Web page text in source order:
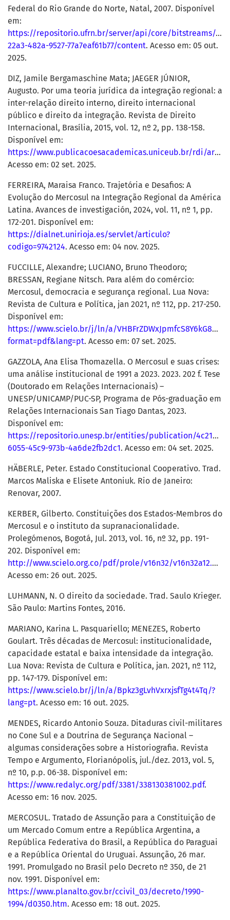
Federal do Rio Grande do Norte, Natal, 2007. Disponível
em:
https://repositorio.ufrn.br/server/api/core/bitstreams/
22a3-482a-9527-77a7eaf61b77/content. Acesso em: 05 out.
2025.
DIZ, Jamile Bergamaschine Mata; JAEGER JÚNIOR,
Augusto. Por uma teoria jurídica da integração regional: a
inter-relação direito interno, direito internacional
público e direito da integração. Revista de Direito
Internacional, Brasília, 2015, vol. 12, nº 2, pp. 138-158.
Disponível em:
https://www.publicacoesacademicas.uniceub.br/rdi/article/view/3710
Acesso em: 02 set. 2025.
FERREIRA, Maraisa Franco. Trajetória e Desafios: A
Evolução do Mercosul na Integração Regional da América
Latina. Avances de investigación, 2024, vol. 11, nº 1, pp.
172-201. Disponível em:
https://dialnet.unirioja.es/servlet/articulo?
codigo=9742124. Acesso em: 04 nov. 2025.
FUCCILLE, Alexandre; LUCIANO, Bruno Theodoro;
BRESSAN, Regiane Nitsch. Para além do comércio:
Mercosul, democracia e segurança regional. Lua Nova:
Revista de Cultura e Política, jan 2021, nº 112, pp. 217-250.
Disponível em:
https://www.scielo.br/j/ln/a/VHBFrZDWxJpmfcS8Y6kG8Wh/?
format=pdf&lang=pt. Acesso em: 07 set. 2025.
GAZZOLA, Ana Elisa Thomazella. O Mercosul e suas crises:
uma análise institucional de 1991 a 2023. 2023. 202 f. Tese
(Doutorado em Relações Internacionais) –
UNESP/UNICAMP/PUC-SP, Programa de Pós-graduação em
Relações Internacionais San Tiago Dantas, 2023.
Disponível em:
https://repositorio.unesp.br/entities/publication/
6055-45c9-973b-4a6de2fb2dc1. Acesso em: 04 set. 2025.
HÄBERLE, Peter. Estado Constitucional Cooperativo. Trad.
Marcos Maliska e Elisete Antoniuk. Rio de Janeiro:
Renovar, 2007.
KERBER, Gilberto. Constituições dos Estados-Membros do
Mercosul e o instituto da supranacionalidade.
Prolegómenos, Bogotá, Jul. 2013, vol. 16, nº 32, pp. 191-
202. Disponível em:
http://www.scielo.org.co/pdf/prole/v16n32/v16n32a12.pdf
Acesso em: 26 out. 2025.
LUHMANN, N. O direito da sociedade. Trad. Saulo Krieger.
São Paulo: Martins Fontes, 2016.
MARIANO, Karina L. Pasquariello; MENEZES, Roberto
Goulart. Três décadas de Mercosul: institucionalidade,
capacidade estatal e baixa intensidade da integração.
Lua Nova: Revista de Cultura e Política, jan. 2021, nº 112,
pp. 147-179. Disponível em:
https://www.scielo.br/j/ln/a/Bpkz3gLvhVxrxjsfTg4t4Tq/?
lang=pt. Acesso em: 16 out. 2025.
MENDES, Ricardo Antonio Souza. Ditaduras civil-militares
no Cone Sul e a Doutrina de Segurança Nacional –
algumas considerações sobre a Historiografia. Revista
Tempo e Argumento, Florianópolis, jul./dez. 2013, vol. 5,
nº 10, p.p. 06-38. Disponível em:
https://www.redalyc.org/pdf/3381/338130381002.pdf.
Acesso em: 16 nov. 2025.
MERCOSUL. Tratado de Assunção para a Constituição de
um Mercado Comum entre a República Argentina, a
República Federativa do Brasil, a República do Paraguai
e a República Oriental do Uruguai. Assunção, 26 mar.
1991. Promulgado no Brasil pelo Decreto nº 350, de 21
nov. 1991. Disponível em:
https://www.planalto.gov.br/ccivil_03/decreto/1990-
1994/d0350.htm. Acesso em: 18 out. 2025.